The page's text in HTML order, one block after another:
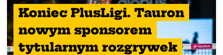
Koniec PlusLigi. Tauron
nowym sponsorem
tytularnym rozgrywek